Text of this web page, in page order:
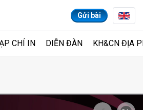
Gửi bài
CHÍ IN DIỄN ĐÀN KH&CN ĐỊA